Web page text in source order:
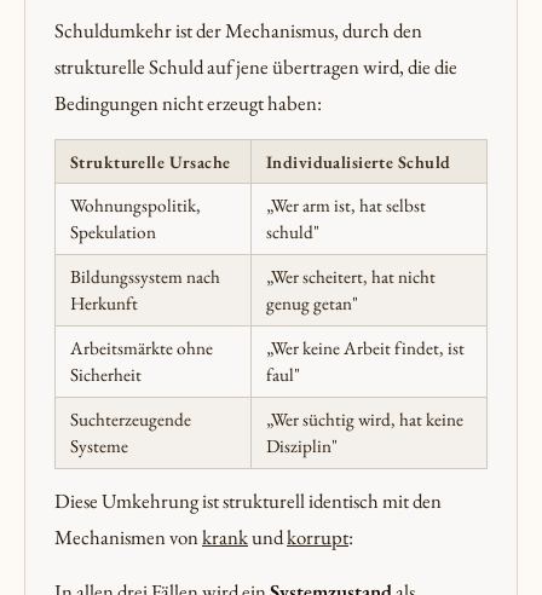
Schuldumkehr ist der Mechanismus, durch den
strukturelle Schuld auf jene übertragen wird, die die
Bedingungen nicht erzeugt haben:
Strukturelle Ursache Individualisierte Schuld
Wohnungspolitik,
Spekulation
„Wer arm ist, hat selbst
schuld"
Bildungssystem nach
Herkunft
„Wer scheitert, hat nicht
genug getan"
Arbeitsmärkte ohne
Sicherheit
„Wer keine Arbeit findet, ist
faul"
Suchterzeugende
Systeme
„Wer süchtig wird, hat keine
Disziplin"
Diese Umkehrung ist strukturell identisch mit den
Mechanismen vonkrankundkorrupt: